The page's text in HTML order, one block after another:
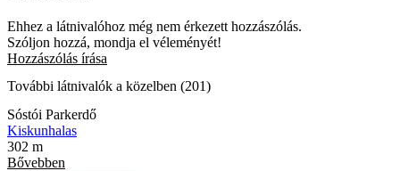
Ehhez a látnivalóhoz még nem érkezett hozzászólás.
Szóljon hozzá, mondja el véleményét!
Hozzászólás írása
További látnivalók a közelben (201)
Sóstói Parkerdő
Kiskunhalas
302 m
Bővebben